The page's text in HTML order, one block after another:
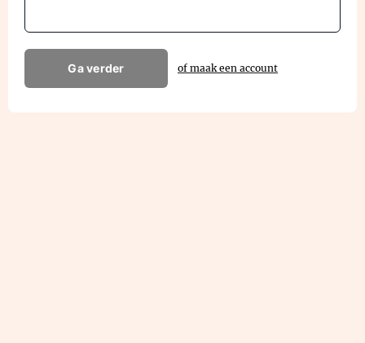
Ga verder of maak een account